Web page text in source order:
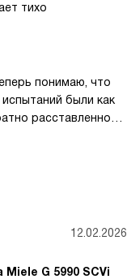
тихо
понимаю, что
были как
расставленной
радость, когда
посудомойку
12.02.2026
G 5990 SCVi